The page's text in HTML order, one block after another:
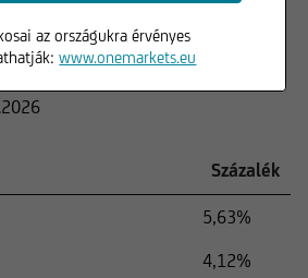
Százalék
5,63%
4,12%
az országukra érvényes
www.onemarkets.eu